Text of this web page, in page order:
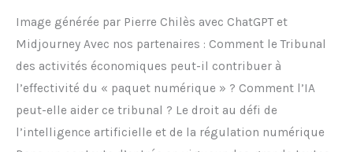
Image générée par Pierre Chilès avec ChatGPT et
Midjourney Avec nos partenaires : Comment le Tribunal
des activités économiques peut-il contribuer à
l’effectivité du « paquet numérique » ? Comment l’IA
peut-elle aider ce tribunal ? Le droit au défi de
l’intelligence artificielle et de la régulation numérique